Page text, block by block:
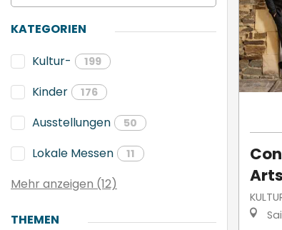
KATEGORIEN
Kultur-
199
Kinder 176
Ausstellungen 50
Lokale Messen 11
Mehr anzeigen (12)
THEMEN
Arts